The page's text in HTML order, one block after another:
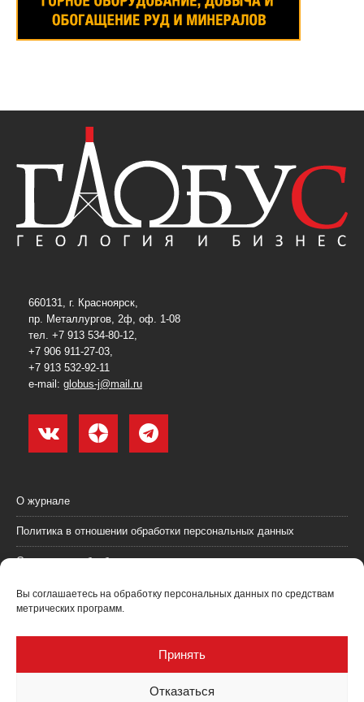
Вы соглашаетесь на обработку персональных данных по средствам
метрических программ.
Принять
Отказаться
660131, г. Красноярск,
пр. Металлургов, 2ф, оф. 1-08
тел. +7 913 534-80-12,
+7 906 911-27-03,
+7 913 532-92-11
e-mail: globus-j@mail.ru
О журнале
Политика в отношении обработки персональных данных
Согласие на обработку персональных данных
Пользовательское соглашение (оферта)